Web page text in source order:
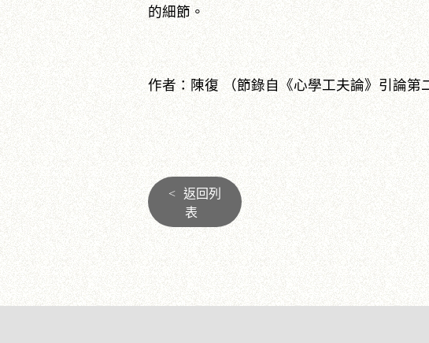
的細節。
作者：陳復 （節錄自《心學工夫論》引論第
< 返回列
表